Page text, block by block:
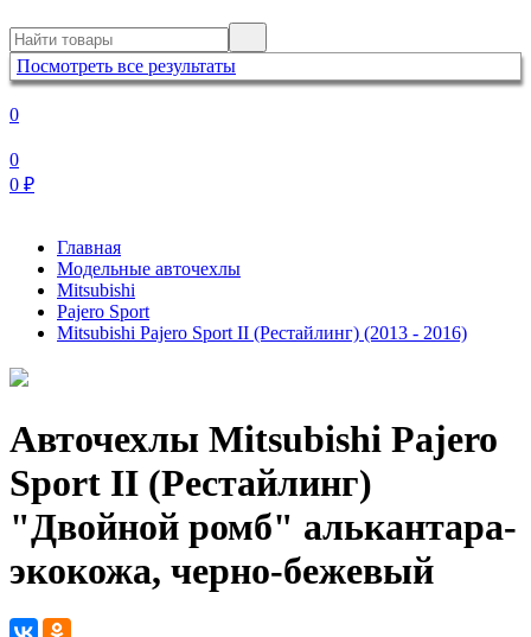
Посмотреть все результаты
0
0
0 ₽
Главная
Модельные авточехлы
Mitsubishi
Pajero Sport
Mitsubishi Pajero Sport II (Рестайлинг) (2013 - 2016)
Авточехлы Mitsubishi Pajero
Sport II (Рестайлинг)
"Двойной ромб" алькантара-
экокожа, черно-бежевый